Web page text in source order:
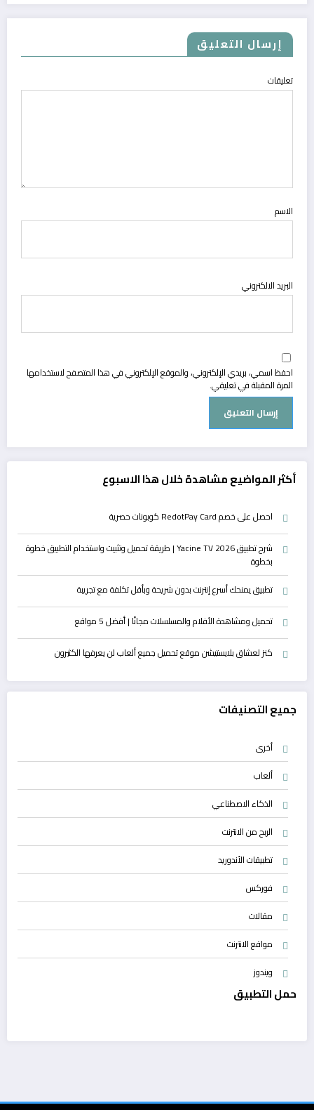
إرسال التعليق
تعليقات
الاسم
البريد الالكتروني
احفظ اسمي، بريدي الإلكتروني، والموقع الإلكتروني في هذا المتصفح لاستخدامها
المرة المقبلة في تعليقي.
أكثر المواضيع مشاهدة خلال هذا الاسبوع
احصل على خصم RedotPay Card كوبونات حصرية
شرح تطبيق Yacine TV 2026 | طريقة تحميل وتثبيت واستخدام التطبيق خطوة
بخطوة
تطبيق يمنحك أسرع إنترنت بدون شريحة وبأقل تكلفة مع تجريبة
تحميل ومشاهدة الأفلام والمسلسلات مجانًا | أفضل 5 مواقع
كنز لعشاق بلايستيشن موقع تحميل جميع ألعاب لن يعرفها الكثيرون
جميع التصنيفات
أخرى
ألعاب
الذكاء الاصطناعي
الربح من الانترنت
تطبيقات الأندوريد
فوركس
مقالات
مواقع الانترنت
ويندوز
حمل التطبيق